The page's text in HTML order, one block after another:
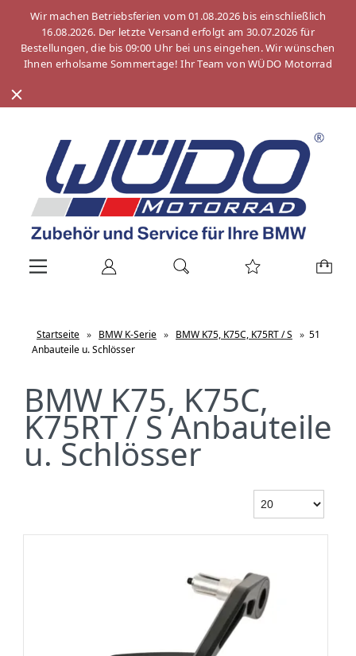
Wir machen Betriebsferien vom 01.08.2026 bis einschließlich
16.08.2026. Der letzte Versand erfolgt am 30.07.2026 für
Bestellungen, die bis 09:00 Uhr bei uns eingehen. Wir wünschen
Ihnen erholsame Sommertage! Ihr Team von WÜDO Motorrad
Startseite » BMW K-Serie » BMW K75, K75C, K75RT / S » 51
Anbauteile u. Schlösser
BMW K75, K75C,
K75RT / S Anbauteile
u. Schlösser